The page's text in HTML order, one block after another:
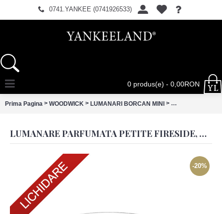
0741.YANKEE (0741926533)
0 produs(e) - 0,00RON
Prima Pagina > WOODWICK > LUMANARI BORCAN MINI > Lumanare
LUMANARE PARFUMATA PETITE FIRESIDE, WOODWICK®
-20%